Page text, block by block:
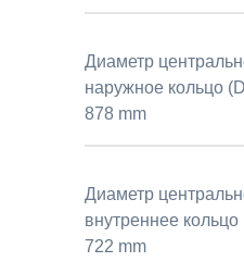
Диаметр
наружное кольцо
878 mm
Диаметр
внутреннее кольцо
722 mm